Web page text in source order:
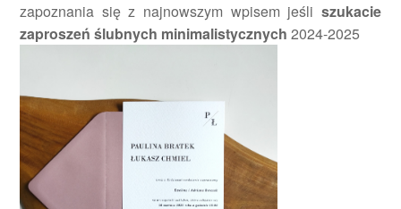
zapoznania się z najnowszym wpisem jeśli szukacie
zaproszeń ślubnych minimalistycznych 2024-2025